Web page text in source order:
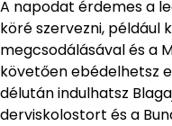
A napodat érdemes a
köré szervezni, például
megcsodálásával és a
követően ebédelhetsz
délután indulhatsz
derviskolostort és a